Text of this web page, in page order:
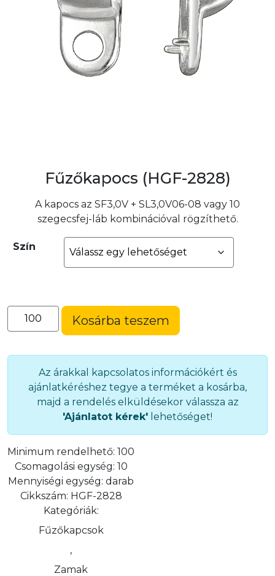
Fűzőkapocs (HGF-2828)
A kapocs az SF3,0V + SL3,0V06-08 vagy 10
szegecsfej-láb kombinációval rögzíthető.
Szín
Fűzőkapocs
(HGF-
mennyiség
Kosárba teszem
Az árakkal kapcsolatos információkért és
ajánlatkéréshez tegye a terméket a kosárba,
majd a rendelés elküldésekor válassza az
'Ajánlatot kérek' lehetőséget!
Minimum rendelhető: 100
Csomagolási egység: 10
Mennyiségi egység: darab
Cikkszám: HGF-2828
Kategóriák:
Fűzőkapcsok
,
Zamak